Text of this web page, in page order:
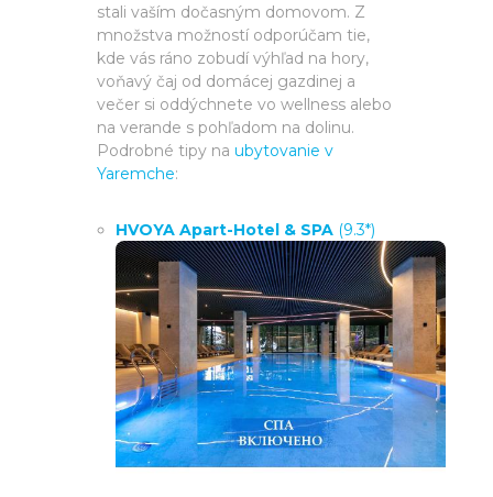
stali vaším dočasným domovom. Z
množstva možností odporúčam tie,
kde vás ráno zobudí výhľad na hory,
voňavý čaj od domácej gazdinej a
večer si oddýchnete vo wellness alebo
na verande s pohľadom na dolinu.
Podrobné tipy na ubytovanie v
Yaremche:
HVOYA Apart-Hotel & SPA (9.3*)